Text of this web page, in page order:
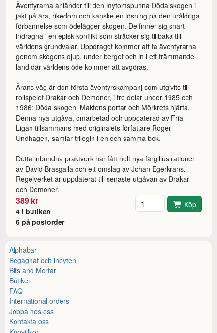
Äventyrarna anländer till den mytomspunna Döda skogen i
jakt på ära, rikedom och kanske en lösning på den uråldriga
förbannelse som ödelägger skogen. De finner sig snart
indragna i en episk konflikt som sträcker sig tillbaka till
världens grundvalar. Uppdraget kommer att ta äventyrarna
genom skogens djup, under berget och in i ett främmande
land där världens öde kommer att avgöras.
Ärans väg är den första äventyrskampanj som utgivits till
rollspelet Drakar och Demoner, i tre delar under 1985 och
1986: Döda skogen, Maktens portar och Mörkrets hjärta.
Denna nya utgåva, omarbetad och uppdaterad av Fria
Ligan tillsammans med originalets författare Roger
Undhagen, samlar trilogin i en och samma bok.
Detta inbundna praktverk har fått helt nya färgillustrationer
av David Brasgalla och ett omslag av Johan Egerkrans.
Regelverket är uppdaterat till senaste utgåvan av Drakar
och Demoner.
389 kr
4 i butiken
6 på postorder
Antal Köp
Alphabar
Begagnat och inbyten
Bits and Mortar
Butiken
FAQ
International orders
Jobba hos oss
Kontakta oss